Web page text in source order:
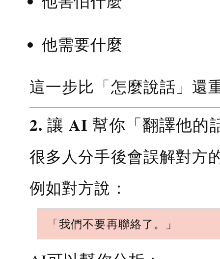
他需要什麼
這一步比「怎麼說話」還
2. 讓 AI 幫你「翻譯他的
很多人分手後會誤解對方
例如對方說：
「我們不要再聯絡了。」